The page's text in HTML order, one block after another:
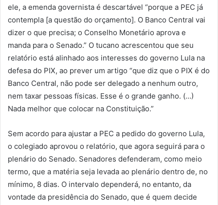
ele, a emenda governista é descartável “porque a PEC já
contempla [a questão do orçamento]. O Banco Central vai
dizer o que precisa; o Conselho Monetário aprova e
manda para o Senado.” O tucano acrescentou que seu
relatório está alinhado aos interesses do governo Lula na
defesa do PIX, ao prever um artigo “que diz que o PIX é do
Banco Central, não pode ser delegado a nenhum outro,
nem taxar pessoas físicas. Esse é o grande ganho. (…)
Nada melhor que colocar na Constituição.”
Sem acordo para ajustar a PEC a pedido do governo Lula,
o colegiado aprovou o relatório, que agora seguirá para o
plenário do Senado. Senadores defenderam, como meio
termo, que a matéria seja levada ao plenário dentro de, no
mínimo, 8 dias. O intervalo dependerá, no entanto, da
vontade da presidência do Senado, que é quem decide